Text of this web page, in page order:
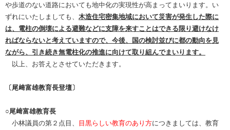
や歩道のない道路においても地中化の実現性が高まってまいります。い
ずれにいたしましても、 木造住宅密集地域において災害が発生した際に
は、電柱の倒壊による避難などに支障を来すことはできる限り避けなけ
ればならないと考えていますので、今後、国の検討並びに都の動向を見
ながら、引き続き無電柱化の推進に向けて取り組んでまいります。
以上、お答えとさせていただきます。
〔尾﨑富雄教育長登壇〕
○尾﨑富雄教育長
小林議員の第２点目、 目黒らしい教育のあり方につきましては、教育